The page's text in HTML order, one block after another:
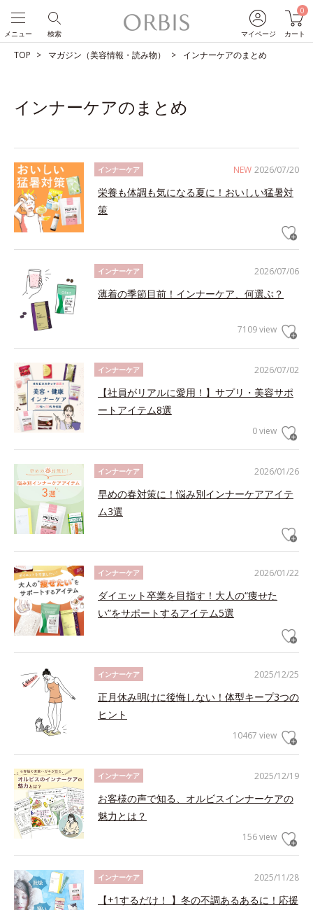
マイページ
0
カート
検索
メニュー
TOP マガジン（美容情報・読み物） インナーケアのまとめ
インナーケアのまとめ
NEW 2026/07/20
インナーケア
栄養も体調も気になる夏に！おいしい猛暑対
策
2026/07/06
インナーケア
薄着の季節目前！インナーケア、何選ぶ？
7109 view
2026/07/02
インナーケア
【社員がリアルに愛用！】サプリ・美容サポ
ートアイテム8選
0 view
2026/01/26
インナーケア
早めの春対策に！悩み別インナーケアアイテ
ム3選
2026/01/22
インナーケア
ダイエット卒業を目指す！大人の“痩せた
い”をサポートするアイテム5選
2025/12/25
インナーケア
正月休み明けに後悔しない！体型キープ3つの
ヒント
10467 view
2025/12/19
インナーケア
お客様の声で知る、オルビスインナーケアの
魅力とは？
156 view
2025/11/28
インナーケア
【+1するだけ！ 】冬の不調あるあるに！応援